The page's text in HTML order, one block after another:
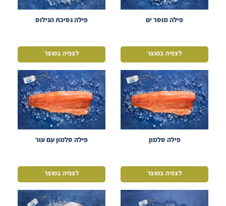
פילה מוסר ים
לצפיה במוצר
פילה נסיכת הנילוס
לצפיה במוצר
פילה סלמון
לצפיה במוצר
פילה סלמון עם עור
לצפיה במוצר